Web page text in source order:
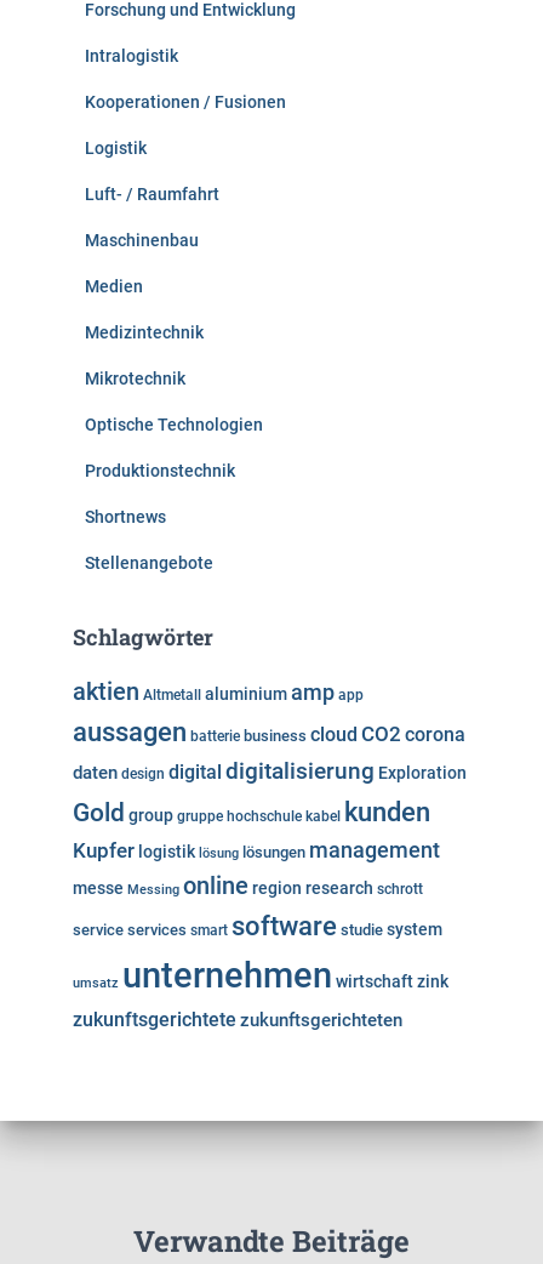
Forschung und Entwicklung
Intralogistik
Kooperationen / Fusionen
Logistik
Luft- / Raumfahrt
Maschinenbau
Medien
Medizintechnik
Mikrotechnik
Optische Technologien
Produktionstechnik
Shortnews
Stellenangebote
Schlagwörter
aktien Altmetall aluminiumamp app
aussagen batterie business cloud CO2 corona
daten design digital digitalisierung Exploration
Gold group gruppe hochschule kabel kunden
Kupfer logistik lösung lösungen management
messe Messing online region research schrott
service services smart software studie system
umsatz unternehmen wirtschaftzink
zukunftsgerichtete zukunftsgerichteten
Verwandte Beiträge